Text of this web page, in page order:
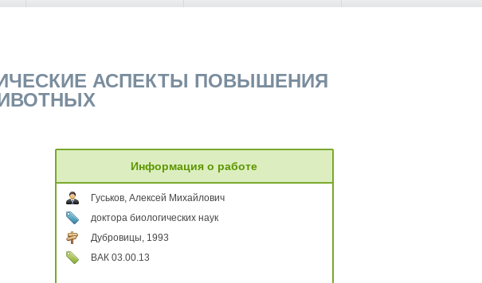
АСПЕКТЫ ПОВЫШЕНИЯ
Информация о работе
Гуськов, Алексей Михайлович
доктора биологических наук
Дубровицы, 1993
ВАК 03.00.13